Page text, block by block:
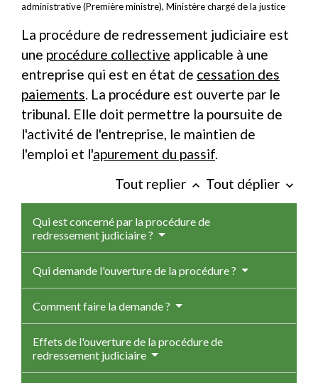
administrative (Première ministre), Ministère chargé de la justice
La procédure de redressement judiciaire est
une procédure collective applicable à une
entreprise qui est en état de cessation des
paiements. La procédure est ouverte par le
tribunal. Elle doit permettre la poursuite de
l'activité de l'entreprise, le maintien de
l'emploi et l'apurement du passif.
Tout replier keyboard_arrow_up Tout déplier keyboard_arrow_down
Qui est concerné par la procédure de
redressement judiciaire ?
Qui demande l'ouverture de la procédure ?
Comment faire la demande ?
Effets de l'ouverture de la procédure de
redressement judiciaire